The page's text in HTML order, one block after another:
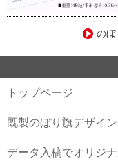
のぼ
トップページ
既製のぼり旗デザイ
データ入稿でオリジ